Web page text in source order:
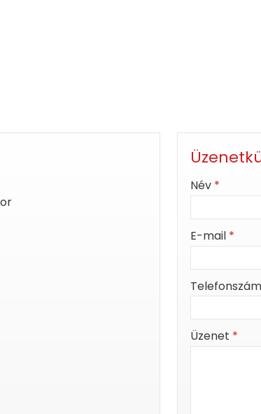
-
Név *
E-mail *
Telefonszám
Üzenet *